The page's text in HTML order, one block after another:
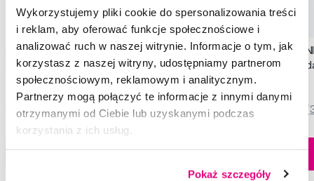
Wykorzystujemy pliki cookie do spersonalizowania treści
i reklam, aby oferować funkcje społecznościowe i
analizować ruch w naszej witrynie. Informacje o tym, jak
korzystasz z naszej witryny, udostępniamy partnerom
społecznościowym, reklamowym i analitycznym.
Partnerzy mogą połączyć te informacje z innymi danymi
otrzymanymi od Ciebie lub uzyskanymi podczas
korzystania z ich usług.
Pokaż szczegóły
SWISSDENT EXTREME intensywna pasta
wybielająca, 100 ml
79,90 Zł
5,0 (820x)
SWISSDENT
zębów Soft (2+1 za
44,90 Zł